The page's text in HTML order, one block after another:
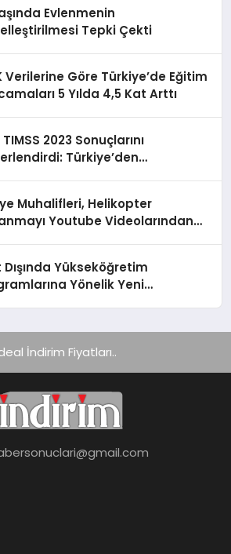
Evlenmenin
Tepki Çekti
Verilerine Göre Türkiye’de Eğitim
5 Yılda 4,5 Kat Arttı
TIMSS 2023 Sonuçlarını
Türkiye’den
Muhalifleri, Helikopter
Youtube Videolarından
Dışında Yükseköğretim
Yönelik Yeni
İndirim Fiyatları..